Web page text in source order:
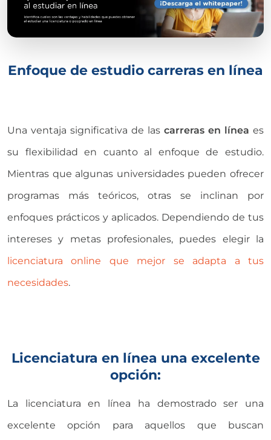
Enfoque de estudio carreras en línea
Una ventaja significativa de las carreras en línea es
su flexibilidad en cuanto al enfoque de estudio.
Mientras que algunas universidades pueden ofrecer
programas más teóricos, otras se inclinan por
enfoques prácticos y aplicados. Dependiendo de tus
intereses y metas profesionales, puedes elegir la
licenciatura online que mejor se adapta a tus
necesidades.
Licenciatura en línea una excelente
opción:
La licenciatura en línea ha demostrado ser una
excelente opción para aquellos que buscan